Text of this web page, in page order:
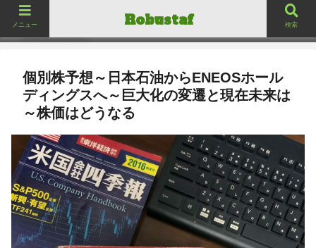
ロバスタフ
Robustaf
個別株予想～日本石油からENEOSホール
ディングスへ～巨大化の変遷と現在未来は
～株価はどうなる
メニュー Robustaf 検索